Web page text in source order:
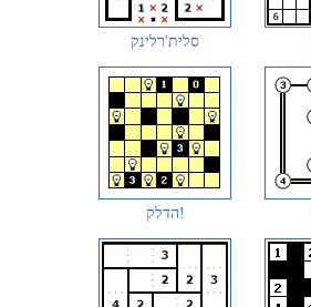
סלית'רלינק
הדלק!